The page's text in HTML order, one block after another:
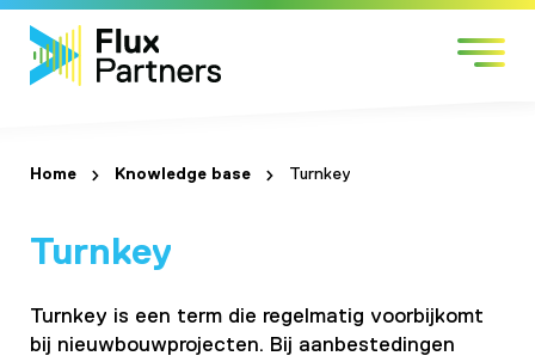
Skip
to
content
Sectors
Services
About us
Home Knowledge base Turnkey
Turnkey
Turnkey is een term die regelmatig voorbijkomt
bij nieuwbouwprojecten. Bij aanbestedingen